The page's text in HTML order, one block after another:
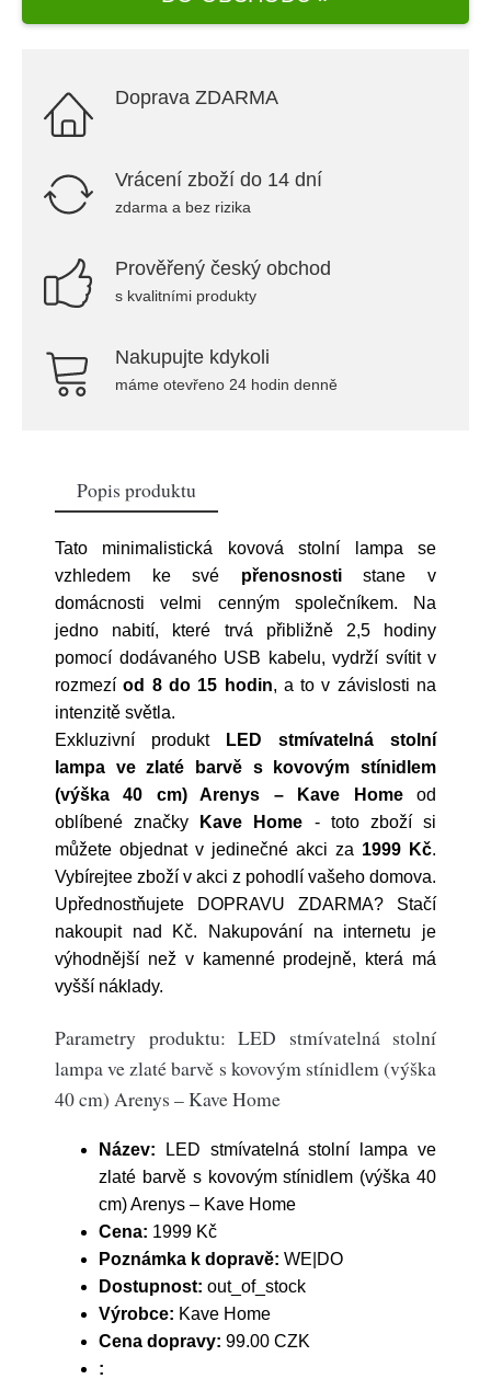
Doprava ZDARMA
Vrácení zboží do 14 dní
zdarma a bez rizika
Prověřený český obchod
s kvalitními produkty
Nakupujte kdykoli
máme otevřeno 24 hodin denně
Popis produktu
Tato minimalistická kovová stolní lampa se
vzhledem ke své přenosnostistane v
domácnosti velmi cenným společníkem. Na
jedno nabití, které trvá přibližně 2,5 hodiny
pomocí dodávaného USB kabelu, vydrží svítit v
rozmezíod 8 do 15 hodin, a to v závislosti na
intenzitě světla.
Exkluzivní produkt
LED stmívatelná stolní
lampa ve zlaté barvě s kovovým stínidlem
(výška 40 cm) Arenys – Kave Homeod
oblíbené značky
Kave Home - toto zboží si
můžete objednat v jedinečné akci za 1999 Kč.
Vybírejtee zboží v akci z pohodlí vašeho domova.
Upřednostňujete DOPRAVU ZDARMA? Stačí
nakoupit nad Kč. Nakupování na internetu je
výhodnější než v kamenné prodejně, která má
vyšší náklady.
Parametry produktu: LED stmívatelná stolní
lampa ve zlaté barvě s kovovým stínidlem (výška
40 cm) Arenys – Kave Home
Název: LED stmívatelná stolní lampa ve
zlaté barvě s kovovým stínidlem (výška 40
cm) Arenys – Kave Home
Cena: 1999 Kč
Poznámka k dopravě: WE|DO
Dostupnost: out_of_stock
Výrobce: Kave Home
Cena dopravy: 99.00 CZK
: